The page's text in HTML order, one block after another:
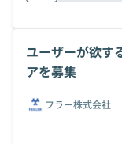
ユーザーが欲す
アを募集
フラー株式会社